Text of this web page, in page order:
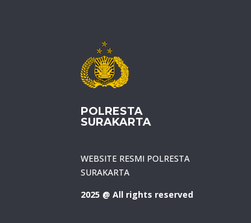
POLRESTA
SURAKARTA
WEBSITE RESMI POLRESTA
SURAKARTA
2025 @ All rights reserved